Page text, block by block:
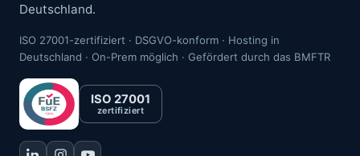
Deutschland.
ISO 27001-zertifiziert · DSGVO-konform · Hosting in
Deutschland · On-Prem möglich · Gefördert durch das BMFTR
ISO 27001
zertifiziert